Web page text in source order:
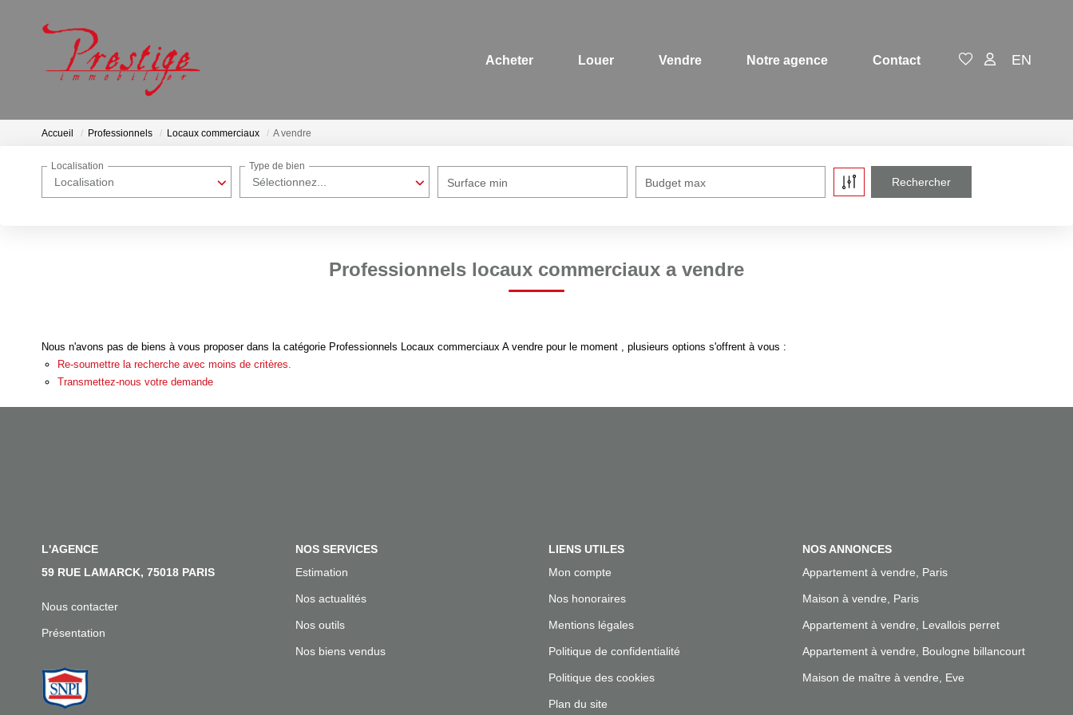
Acheter Louer Vendre Notre agence Contact EN
Accueil Professionnels Locaux commerciaux A vendre
Localisation
Localisation
Sélectionnez...
Type de bien
Surface min Budget max
Professionnels locaux commerciaux a vendre
Nous n'avons pas de biens à vous proposer dans la catégorie Professionnels Locaux commerciaux A vendre pour le moment , plusieurs options s'offrent à vous :
Re-soumettre la recherche avec moins de critères.
Transmettez-nous votre demande
L'AGENCE
59 RUE LAMARCK, 75018 PARIS
Nous contacter
Présentation
NOS SERVICES
Estimation
Nos actualités
Nos outils
Nos biens vendus
LIENS UTILES
Mon compte
Nos honoraires
Mentions légales
Politique de confidentialité
Politique des cookies
Plan du site
NOS ANNONCES
Appartement à vendre, Paris
Maison à vendre, Paris
Appartement à vendre, Levallois perret
Appartement à vendre, Boulogne billancourt
Maison de maître à vendre, Eve